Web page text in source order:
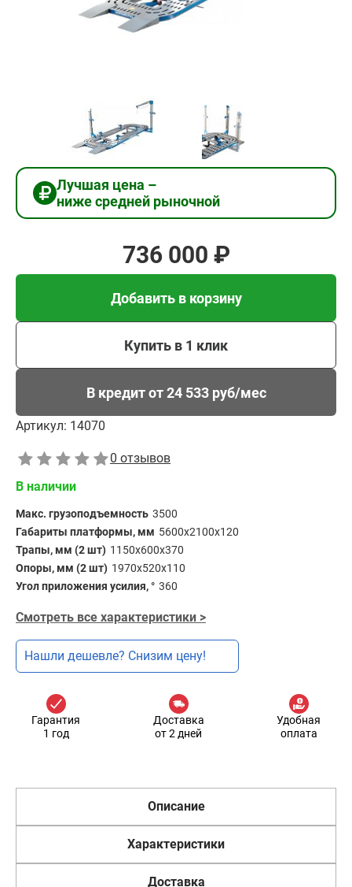
Лучшая цена –
ниже средней рыночной
736 000 ₽
Добавить в корзину
Купить в 1 клик
В кредит от 24 533 руб/мес
Артикул: 14070
0 отзывов
В наличии
Макс. грузоподъемность 3500
Габариты платформы, мм 5600х2100x120
Трапы, мм (2 шт) 1150x600x370
Опоры, мм (2 шт) 1970x520x110
Угол приложения усилия, ° 360
Смотреть все характеристики >
Нашли дешевле? Снизим цену!
Гарантия
1 год
Доставка
от 2 дней
Удобная
оплата
Описание
Характеристики
Доставка
Добавить в корзину
Купить в 1 клик
В кредит от 24 533 руб/